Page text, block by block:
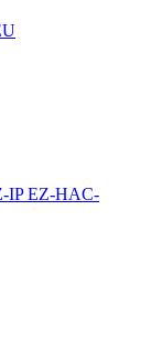
IP EZ-HAC-